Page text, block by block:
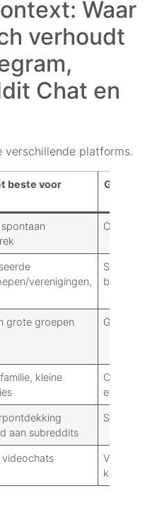
Waar
verhoudt
Chat en
verschillende platforms.
beste voor
verenigingen,
bots
grote groepen
kleine
en
aan subreddits
videochats
Video-
kamers